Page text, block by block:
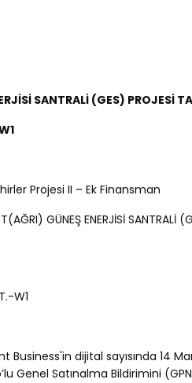
SANTRALİ (GES) PROJESİ
Projesi II – Ek Finansman
GÜNEŞ ENERJİSİ SANTRALİ
W1
Business'in dijital sayısında 14
Genel Satınalma Bildirimini